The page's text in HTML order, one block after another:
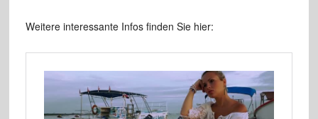
Weitere interessante Infos finden Sie hier: